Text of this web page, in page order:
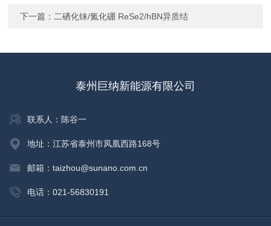
下一篇： 二硒化铼/氮化硼 ReSe2/hBN异质结
泰州巨纳新能源有限公司
联系人：陈谷一
地址：江苏省泰州市凤凰西路168号
邮箱：taizhou@sunano.com.cn
电话：021-56830191